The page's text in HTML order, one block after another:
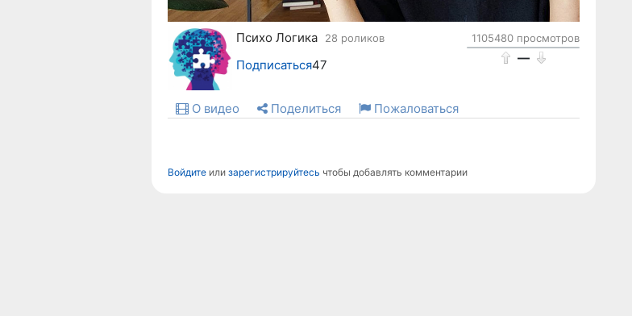
Психо Логика 28 роликов
Подписаться47
1105480 просмотров
—
О видео Поделиться Пожаловаться
Войдите или зарегистрируйтесь чтобы добавлять комментарии